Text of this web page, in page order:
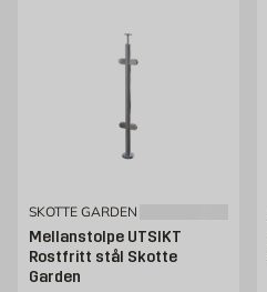
SKOTTE GARDEN
Mellanstolpe UTSIKT
Rostfritt stål Skotte
Garden